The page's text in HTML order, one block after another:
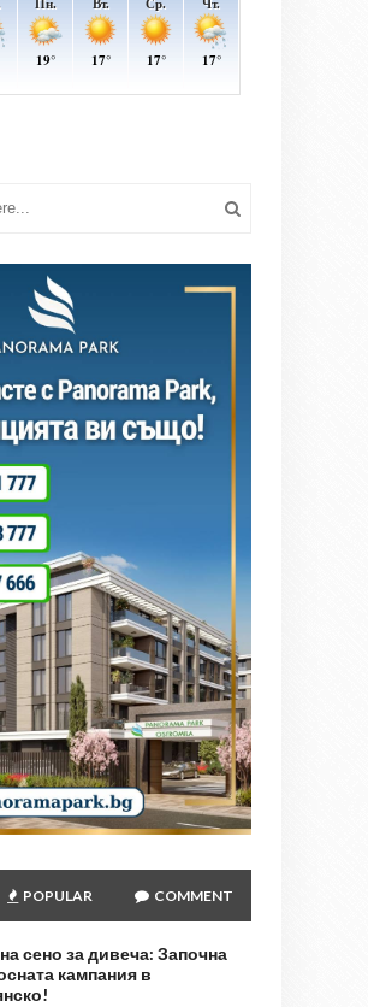
POPULAR COMMENT
сено за дивеча: Започна
кампания в